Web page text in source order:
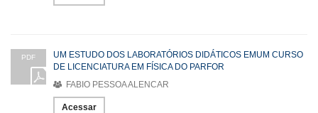
PDF
UM ESTUDO DOS LABORATÓRIOS DIDÁTICOS EMUM CURSO
DE LICENCIATURA EM FÍSICA DO PARFOR
FABIO PESSOA ALENCAR
Acessar